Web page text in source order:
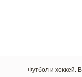
Футбол и хоκκей.